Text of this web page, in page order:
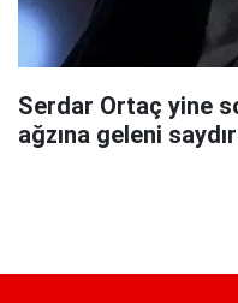
Serdar Ortaç yine
ağzına geleni